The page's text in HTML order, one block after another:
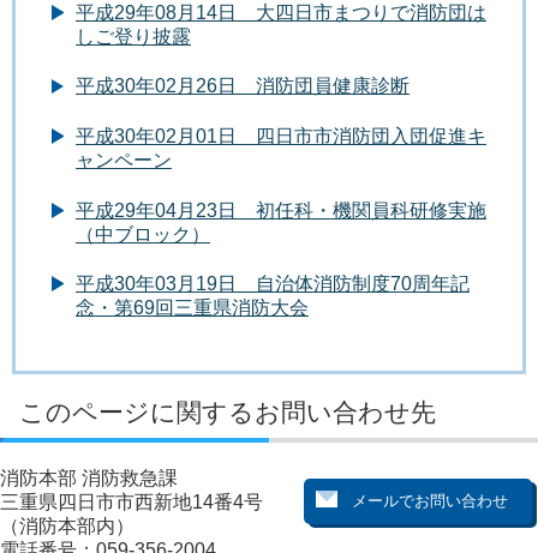
平成29年08月14日 大四日市まつりで消防団は
しご登り披露
平成30年02月26日 消防団員健康診断
平成30年02月01日 四日市市消防団入団促進キ
ャンペーン
平成29年04月23日 初任科・機関員科研修実施
（中ブロック）
平成30年03月19日 自治体消防制度70周年記
念・第69回三重県消防大会
このページに関するお問い合わせ先
消防本部 消防救急課
三重県四日市市西新地14番4号
（消防本部内）